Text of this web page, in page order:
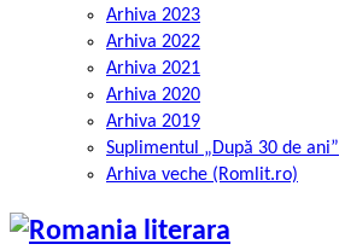
Arhiva 2023
Arhiva 2022
Arhiva 2021
Arhiva 2020
Arhiva 2019
Suplimentul „După 30 de ani”
Arhiva veche (Romlit.ro)